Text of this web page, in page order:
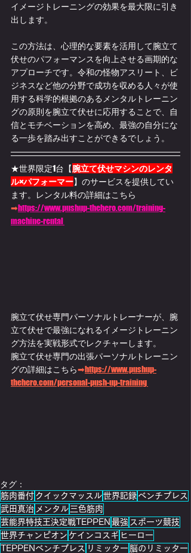
イメージトレーニングの効果を最大限に引き
出します。
この方法は、心理的な要素を活用して腕立て
伏せのパフォーマンスを向上させる画期的な
アプローチです。令和の怪物アスリート、ビ
ジネスなど他の分野で成功を収める人々が使
用する科学的根拠のあるメンタルトレーニン
グの原則を腕立て伏せに応用することで、自
信とモチベーションを高め、最強の自分にな
る一歩を踏み出すことができるでしょう。
★世界限定1台【腕立て伏せマシンのレンタ
ル×パフォーマー】のサービスを提供してい
ます。
レンタル料の詳細はこちら
➡https://www.pushup-thehero.com/training-
machine-rental
腕立て伏せ専門パーソナルトレーナーが、腕
立て伏せで最強になれるイメージトレーニン
グ方法を実戦形式でレクチャーします。
腕立て伏せ専門の出張パーソナルトレーニン
グの詳細はこちら➡https://www.pushup-
thehero.com/personal-push-up-training
タグ：
筋肉番付 クイックマッスル世界記録 ベンチプレス
武田真治 メンタル 三色筋肉
芸能界特技王決定戦TEPPEN 最強 スポーツ競技
世界チャンピオン ケインコスギ ヒーロー
TEPPENベンチプレス リミッター 脳のリミッター